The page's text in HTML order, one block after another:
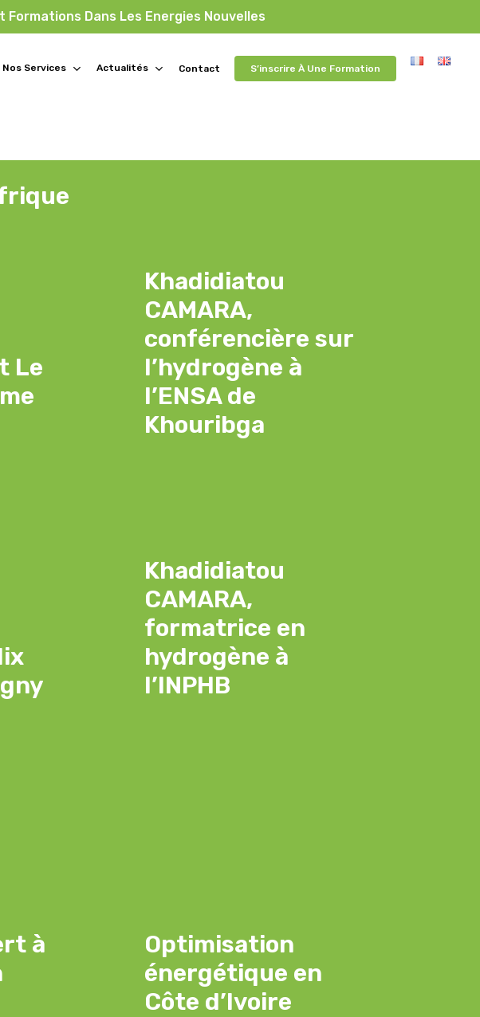
Dans Les Energies Nouvelles
Nos Services Actualités Contact S’inscrire À Une Formation
Le
Khadidiatou
CAMARA,
conférencière sur
l’hydrogène à
l’ENSA de
Khouribga
Khadidiatou
CAMARA,
formatrice en
hydrogène à
l’INPHB
à
Optimisation
énergétique en
Côte d’Ivoire